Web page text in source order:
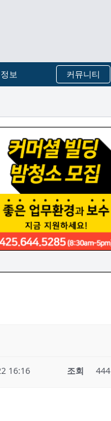
보 커뮤니티
16:16 조회 444